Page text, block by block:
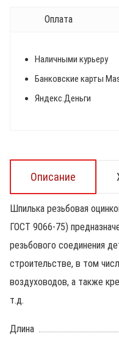
Оплата
Наличными курьеру
Банковские карты
Яндекс.Деньги
Описание
Шпилька резьбовая
ГОСТ 9066-75)
резьбового соединения
строительстве, в том
воздуховодов, а также
т.д.
Длина